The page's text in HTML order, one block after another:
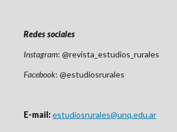
Redes sociales
Instagram: @revista_estudios_rurales
Facebook: @estudiosrurales
E-mail:estudiosrurales@unq.edu.ar